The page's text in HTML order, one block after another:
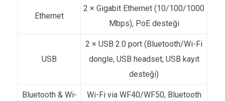
Ethernet
2 × Gigabit Ethernet (10/100/1000
Mbps), PoE desteği
USB
2 × USB 2.0 port (Bluetooth/Wi-Fi
dongle, USB headset, USB kayıt
desteği)
Bluetooth & Wi-
Wi-Fi via WF40/WF50, Bluetooth